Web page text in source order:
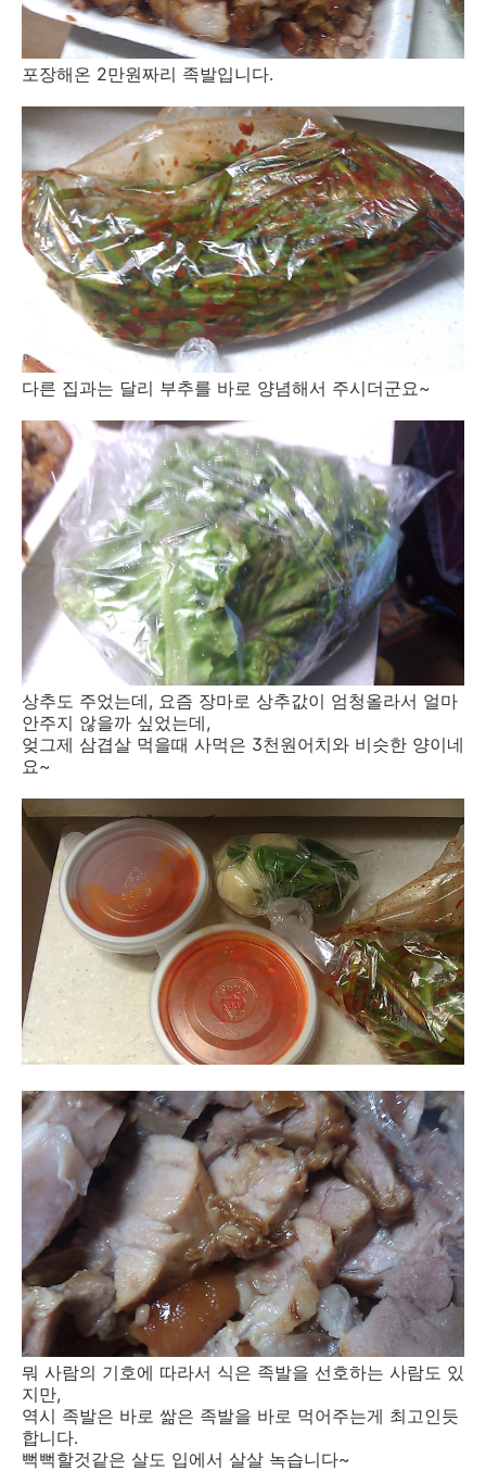
포장해온 2만원짜리 족발입니다.
다른 집과는 달리 부추를 바로 양념해서 주시더군요~
상추도 주었는데, 요즘 장마로 상추값이 엄청올라서 얼마
안주지 않을까 싶었는데,
엊그제 삼겹살 먹을때 사먹은 3천원어치와 비슷한 양이네
요~
뭐 사람의 기호에 따라서 식은 족발을 선호하는 사람도 있
지만,
역시 족발은 바로 쌂은 족발을 바로 먹어주는게 최고인듯
합니다.
뻑뻑할것같은 살도 입에서 살살 녹습니다~